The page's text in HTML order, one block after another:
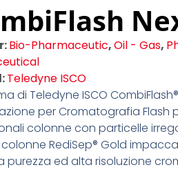
Bio-Pharmaceutic,Oil - Gas,
Teledyne ISCO
di Teledyne ISCO
per Cromatografia
colonne con particelle
RediSep® Gold
purezza ed alta risoluzione